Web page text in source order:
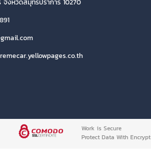
Work is Secure
Protect Data With Encrypt